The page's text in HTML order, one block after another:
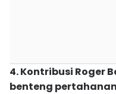
4. Kontribusi Roger
benteng pertahanan